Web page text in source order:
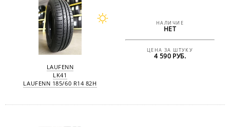
LAUFENN
LK41
LAUFENN 185/60 R14 82H
НАЛИЧИЕ
НЕТ
ЦЕНА ЗА ШТУКУ
4 590 РУБ.